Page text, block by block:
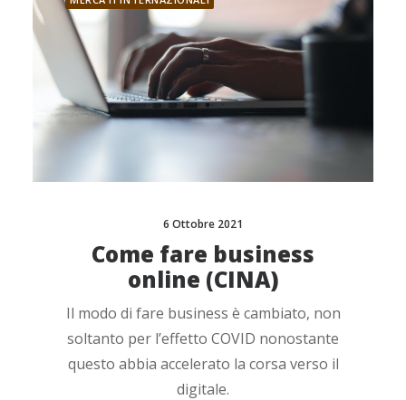
6 Ottobre 2021
Come fare business
online (CINA)
Il modo di fare business è cambiato, non
soltanto per l’effetto COVID nonostante
questo abbia accelerato la corsa verso il
digitale.